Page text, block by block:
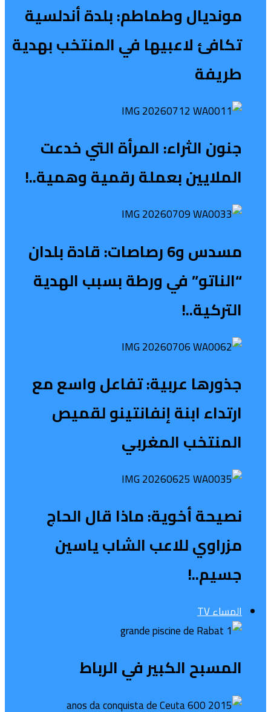
مونديال وطماطم: بلدة أندلسية
تكافئ لاعبيها في المنتخب بهدية
طريفة
جنون الثراء: المرأة التي خدعت
الملايين بعملة رقمية وهمية..!
مسدس و6 رصاصات: قادة بلدان
“الناتو” في ورطة بسبب الهدية
التركية..!
جذورها عربية: تفاعل واسع مع
ارتداء ابنة إنفانتينو لقميص
المنتخب المغربي
نصيحة أخوية: ماذا قال الحاج
مزراوي للاعب الشاب ياسين
جسيم..!
المساء TV
المسبح الكبير في الرباط